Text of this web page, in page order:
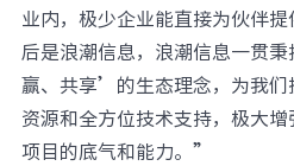
业内，极少企业能直接为伙伴
后是浪潮信息，浪潮信息一贯
赢、共享’的生态理念，为我们
资源和全方位技术支持，极大
项目的底气和能力。”